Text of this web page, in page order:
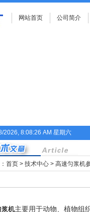
网站首页 公司简介
2026, 8:08:26 AM 星期六
首页 > 技术中心 > 高速匀浆机
浆机主要用于动物、植物组